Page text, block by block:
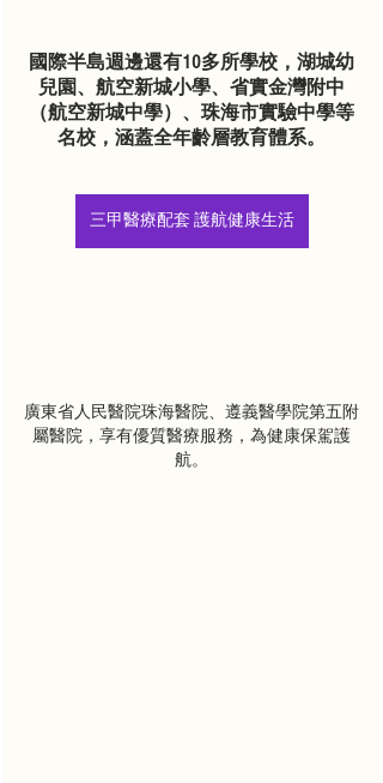
國際半島週邊還有10多所學校，湖城幼
兒園、航空新城小學、省實金灣附中
（航空新城中學）、珠海市實驗中學等
名校，涵蓋全年齡層教育體系。
三甲醫療配套 護航健康生活
廣東省人民醫院珠海醫院、遵義醫學院第五附
屬醫院，享有優質醫療服務，為健康保駕護
航。